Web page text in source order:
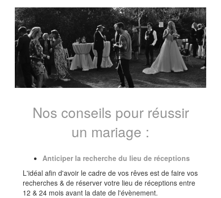
Nos conseils pour réussir
un mariage :
Anticiper la recherche du lieu de réceptions
L'idéal afin d'avoir le cadre de vos rêves est de faire vos
recherches & de réserver votre lieu de réceptions entre
12 & 24 mois avant la date de l'évènement.